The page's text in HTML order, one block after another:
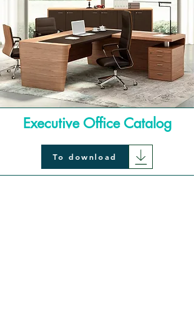
Executive Office Catalog
To download